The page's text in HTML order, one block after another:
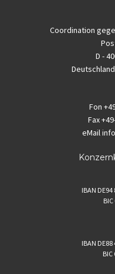
Coordination
D -
Fon
Fax
eMail
IBAN DE94
IBAN DE88
BIC